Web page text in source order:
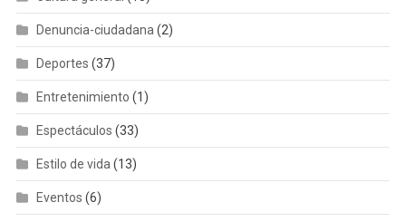
Denuncia-ciudadana (2)
Deportes (37)
Entretenimiento (1)
Espectáculos (33)
Estilo de vida (13)
Eventos (6)